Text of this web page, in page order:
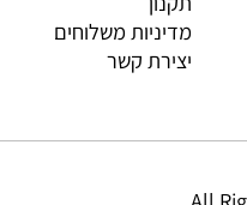
מאמרים
יצירת קשר